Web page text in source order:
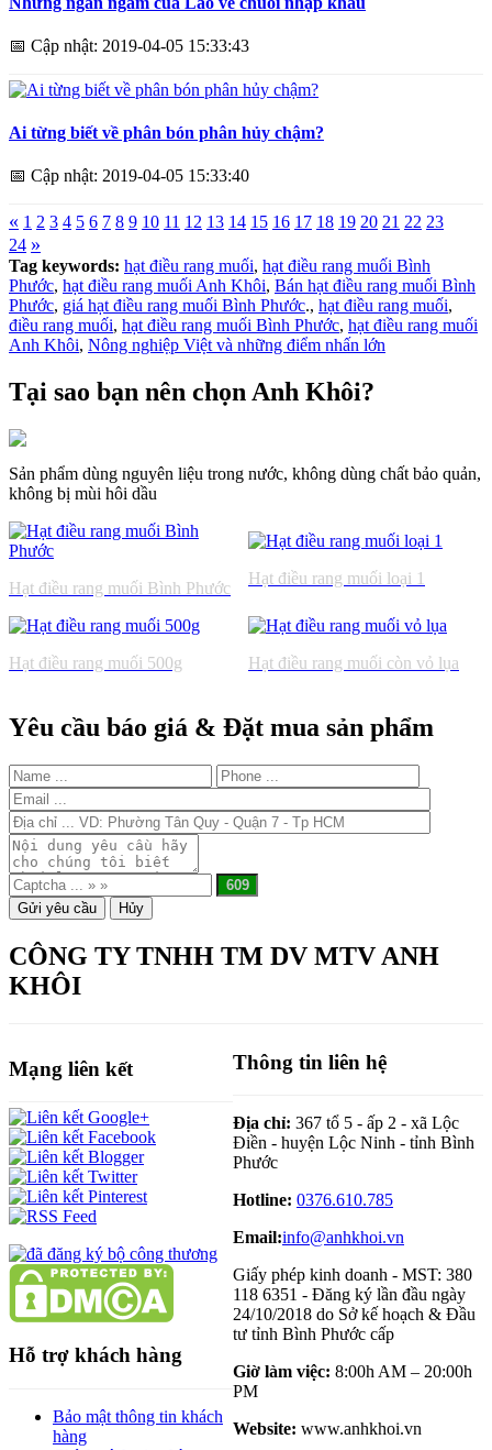
📅 Cập nhật: 2019-04-05 15:33:43
Ai từng biết về phân bón phân hủy chậm?
📅 Cập nhật: 2019-04-05 15:33:40
« 1 2 3 4 5 6 7 8 9 10 11 12 13 14 15 16 17 18 19 20 21 22 23
24 »
Tag keywords: hạt điều rang muối, hạt điều rang muối Bình
Phước, hạt điều rang muối Anh Khôi, Bán hạt điều rang muối Bình
Phước, giá hạt điều rang muối Bình Phước., hạt điều rang muối,
điều rang muối, hạt điều rang muối Bình Phước, hạt điều rang muối
Anh Khôi, Nông nghiệp Việt và những điểm nhấn lớn
Tại sao bạn nên chọn Anh Khôi?
Sản phẩm dùng nguyên liệu trong nước, không dùng chất bảo quản,
không bị mùi hôi dầu
Hạt điều rang muối Bình Phước
Hạt điều rang muối loại 1
Hạt điều rang muối 500g Hạt điều rang muối còn vỏ lụa
Yêu cầu báo giá & Đặt mua sản phẩm
CÔNG TY TNHH TM DV MTV ANH
KHÔI
Mạng liên kết
Hỗ trợ khách hàng
Bảo mật thông tin khách
hàng
Thông tin liên hệ
Địa chỉ: 367 tổ 5 - ấp 2 - xã Lộc
Điền - huyện Lộc Ninh - tỉnh Bình
Phước
Hotline: 0376.610.785
Email:info@anhkhoi.vn
Giấy phép kinh doanh - MST: 380
118 6351 - Đăng ký lần đầu ngày
24/10/2018 do Sở kế hoạch & Đầu
tư tỉnh Bình Phước cấp
Giờ làm việc: 8:00h AM – 20:00h
PM
Website: www.anhkhoi.vn